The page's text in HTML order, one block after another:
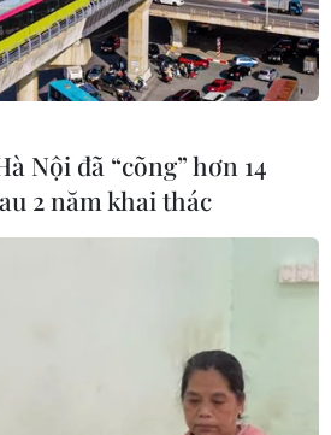
#Xuất xứ hàng hóa
Nội đã “cõng” hơn 14
2 năm khai thác